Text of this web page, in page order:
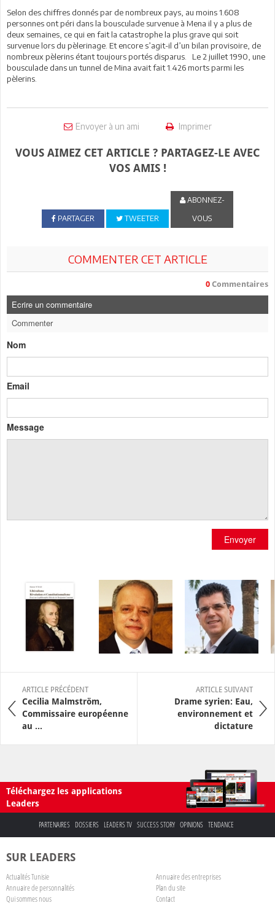
Selon des chiffres donnés par de nombreux pays, au moins 1.608
personnes ont péri dans la bousculade survenue à Mena il y a plus de
deux semaines, ce qui en fait la catastrophe la plus grave qui soit
survenue lors du pèlerinage. Et encore s’agit-il d’un bilan provisoire, de
nombreux pèlerins étant toujours portés disparus. Le 2 juillet 1990, une
bousculade dans un tunnel de Mina avait fait 1.426 morts parmi les
pèlerins.
Envoyer à un ami Imprimer
VOUS AIMEZ CET ARTICLE ? PARTAGEZ-LE AVEC
VOS AMIS !
PARTAGER TWEETER
ABONNEZ-
VOUS
COMMENTER CET ARTICLE
0 Commentaires
Ecrire un commentaire
Commenter
Nom
Email
Message
Envoyer
ARTICLE PRÉCÉDENT
Cecilia Malmström,
Commissaire européenne
au ...
ARTICLE SUIVANT
Drame syrien: Eau,
environnement et
dictature
Téléchargez les applications
Leaders
PARTENAIRES DOSSIERS LEADERS TV SUCCESS STORY OPINIONS TENDANCE
SUR LEADERS
Actualités Tunisie
Annuaire des entreprises
Annuaire de personnalités
Plan du site
Qui sommes nous
Contact